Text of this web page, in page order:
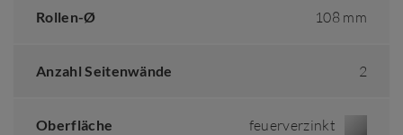
Rollen-Ø 108 mm
Anzahl Seitenwände 2
Oberfläche feuerverzinkt